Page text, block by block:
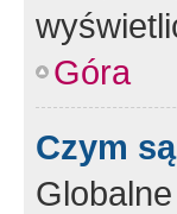
Góra
Czym